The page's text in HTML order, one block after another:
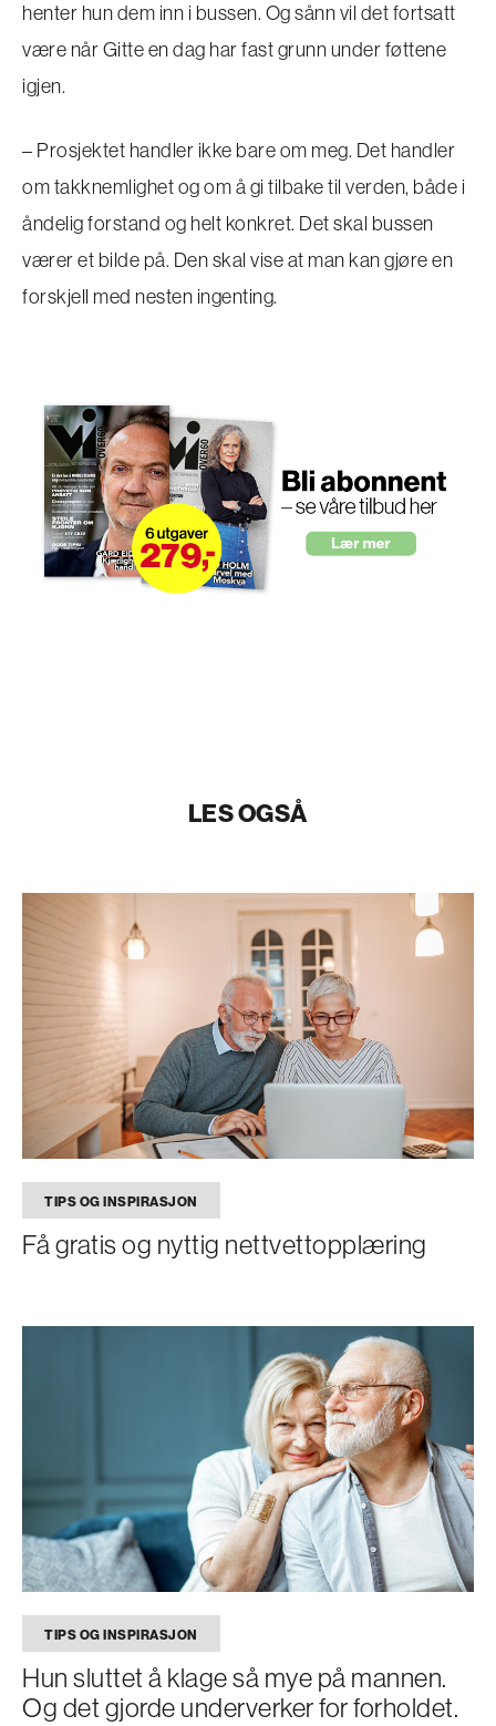
henter hun dem inn i bussen. Og sånn vil det fortsatt
være når Gitte en dag har fast grunn under føttene
igjen.
– Prosjektet handler ikke bare om meg. Det handler
om takknemlighet og om å gi tilbake til verden, både i
åndelig forstand og helt konkret. Det skal bussen
værer et bilde på. Den skal vise at man kan gjøre en
forskjell med nesten ingenting.
LES OGSÅ
TIPS OG INSPIRASJON
Få gratis og nyttig nettvettopplæring
TIPS OG INSPIRASJON
Hun sluttet å klage så mye på mannen.
Og det gjorde underverker for forholdet.